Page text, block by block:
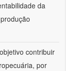
da
contribuir
por